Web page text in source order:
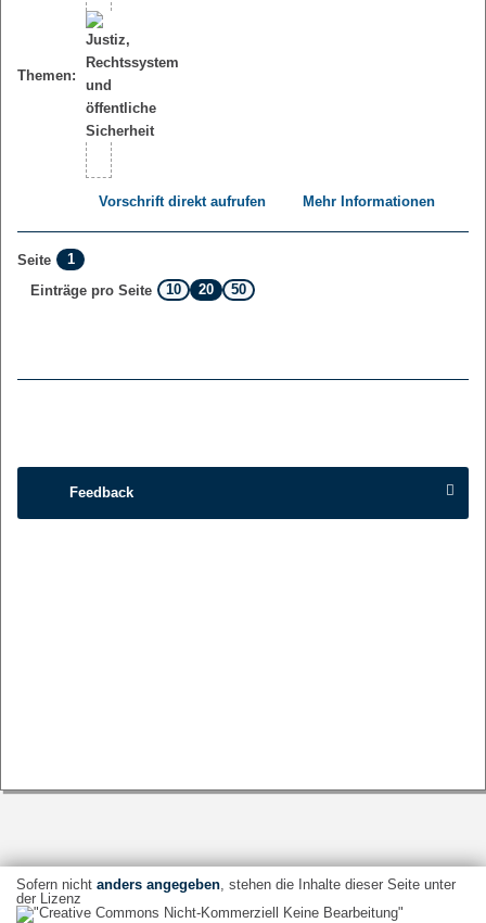
Themen:
Vorschrift direkt aufrufen Mehr Informationen
Seite
1
Einträge pro Seite
10 20 50
Feedback
Sofern nicht anders angegeben, stehen die Inhalte dieser Seite unter
der Lizenz